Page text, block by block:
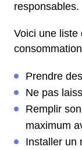
responsables.
Voici une liste
Prendre
Ne pas
Remplir
maximum
Installer un